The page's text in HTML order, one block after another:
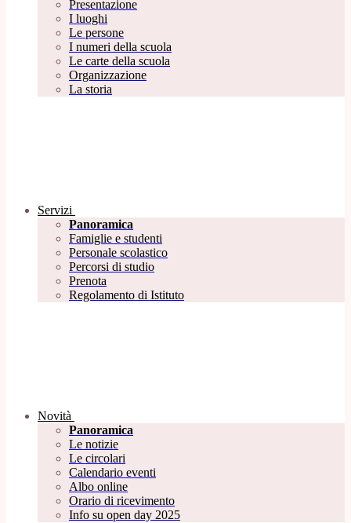
Presentazione
I luoghi
Le persone
I numeri della scuola
Le carte della scuola
Organizzazione
La storia
Servizi
Panoramica
Famiglie e studenti
Personale scolastico
Percorsi di studio
Prenota
Regolamento di Istituto
Novità
Panoramica
Le notizie
Le circolari
Calendario eventi
Albo online
Orario di ricevimento
Info su open day 2025